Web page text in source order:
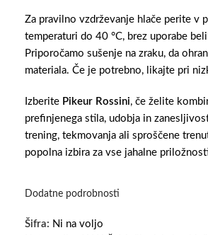
Za pravilno vzdrževanje hlače perite v
temperaturi do 40 °C, brez uporabe
Priporočamo sušenje na zraku, da
materiala. Če je potrebno, likajte pri
Izberite Pikeur Rossini, če želite
prefinjenega stila, udobja in
trening, tekmovanja ali sproščene
popolna izbira za vse jahalne
Dodatne podrobnosti
Šifra: Ni na voljo